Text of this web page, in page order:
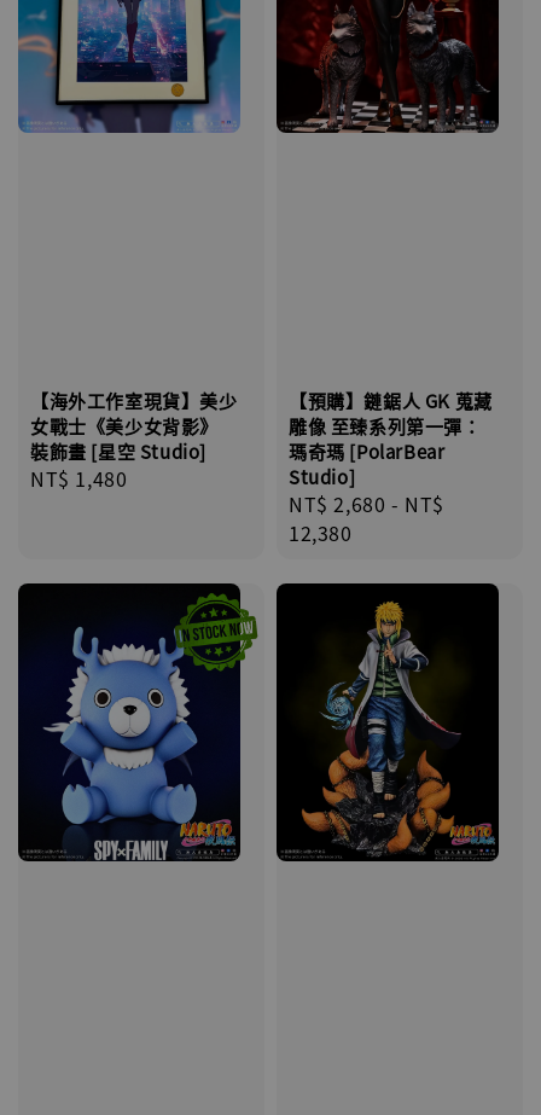
【海外工作室現貨】美少
女戰士《美少女背影》
裝飾畫 [星空 Studio]
Regular
NT$ 1,480
【預購】鏈鋸人 GK 蒐藏
雕像 至臻系列第一彈：
瑪奇瑪 [PolarBear
Studio]
Regular
price
NT$ 2,680 - NT$
12,380